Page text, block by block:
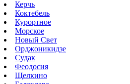
Керчь
Коктебель
Курортное
Морское
Новый Свет
Орджоникидзе
Судак
Феодосия
Щелкино